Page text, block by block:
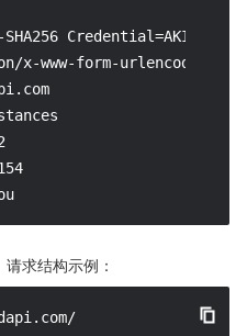
SHA256
www-form-urlencoded
求结构示例：